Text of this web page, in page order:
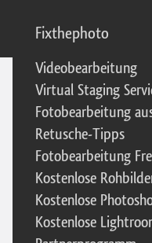
Fixthephoto
Videobearbeitung
Virtual Staging
Fotobearbeitung
Retusche-Tipps
Fotobearbeitung
Kostenlose
Kostenlose
Kostenlose